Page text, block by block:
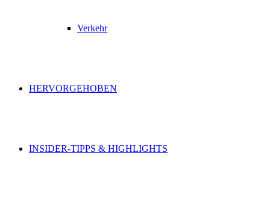
Verkehr
HERVORGEHOBEN
INSIDER-TIPPS & HIGHLIGHTS